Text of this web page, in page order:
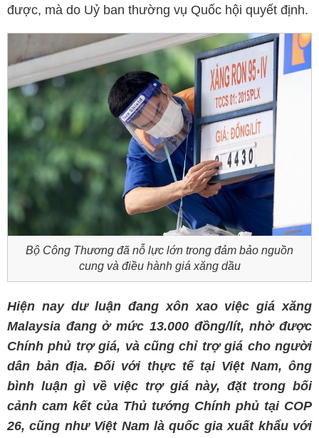
được, mà do Uỷ ban thường vụ Quốc hội quyết định.
Bộ Công Thương đã nỗ lực lớn trong đảm bảo nguồn
cung và điều hành giá xăng dầu
Hiện nay dư luận đang xôn xao việc giá xăng
Malaysia đang ở mức 13.000 đồng/lít, nhờ được
Chính phủ trợ giá, và cũng chỉ trợ giá cho người
dân bản địa. Đối với thực tế tại Việt Nam, ông
bình luận gì về việc trợ giá này, đặt trong bối
cảnh cam kết của Thủ tướng Chính phủ tại COP
26, cũng như Việt Nam là quốc gia xuất khẩu với